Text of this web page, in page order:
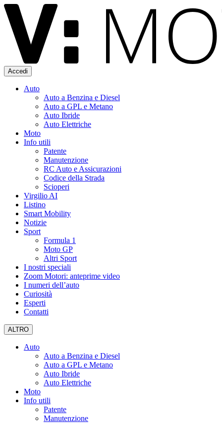
Accedi
Auto
Auto a Benzina e Diesel
Auto a GPL e Metano
Auto Ibride
Auto Elettriche
Moto
Info utili
Patente
Manutenzione
RC Auto e Assicurazioni
Codice della Strada
Scioperi
Virgilio AI
Listino
Smart Mobility
Notizie
Sport
Formula 1
Moto GP
Altri Sport
I nostri speciali
Zoom Motori: anteprime video
I numeri dell’auto
Curiosità
Esperti
Contatti
ALTRO
Auto
Auto a Benzina e Diesel
Auto a GPL e Metano
Auto Ibride
Auto Elettriche
Moto
Info utili
Patente
Manutenzione